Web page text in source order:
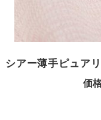
シアー薄手ピュア
価